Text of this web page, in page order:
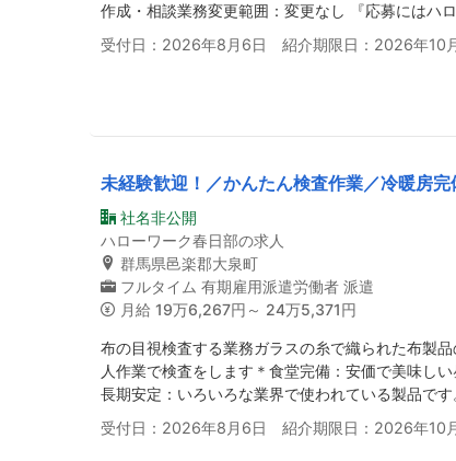
作成・相談業務変更範囲：変更なし 『応募にはハ
受付日：2026年8月6日 紹介期限日：2026年10
未経験歓迎！／かんたん検査作業／冷暖房完
社名非公開
ハローワーク春日部の求人
群馬県邑楽郡大泉町
フルタイム 有期雇用派遣労働者 派遣
月給 19万6,267円～ 24万5,371円
布の目視検査する業務ガラスの糸で織られた布製
人作業で検査をします＊食堂完備：安価で美味し
長期安定：いろいろな業界で使われている製品で
受付日：2026年8月6日 紹介期限日：2026年10